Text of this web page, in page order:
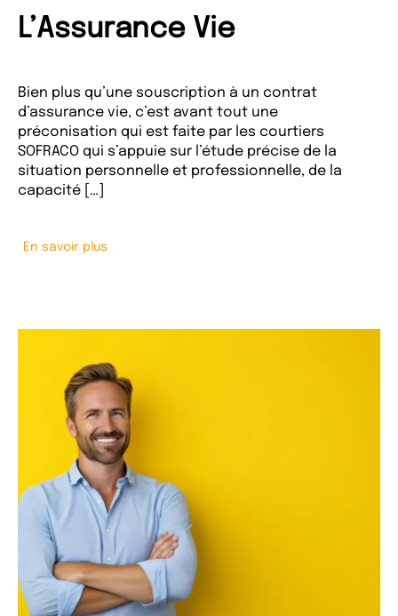
L’Assurance Vie
Bien plus qu’une souscription à un contrat
d’assurance vie, c’est avant tout une
préconisation qui est faite par les courtiers
SOFRACO qui s’appuie sur l’étude précise de la
situation personnelle et professionnelle, de la
capacité […]
En savoir plus